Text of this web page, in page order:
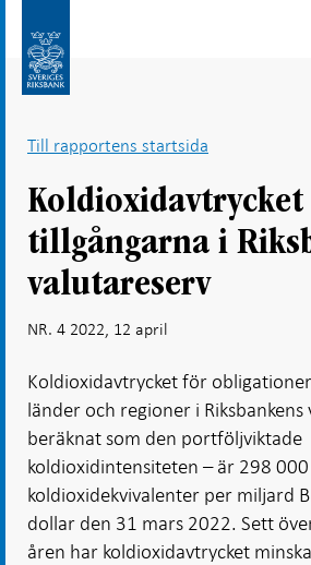
direkt
undersidor
Till rapportens startsida
tillgångarna i
valutareserv
NR. 4 2022, 12 april
Koldioxidavtrycket för
länder och regioner i Riksbankens
beräknat som den portföljviktade
koldioxidintensiteten – är 298
koldioxidekvivalenter per miljard
dollar den 31 mars 2022. Sett
åren har koldioxidavtrycket